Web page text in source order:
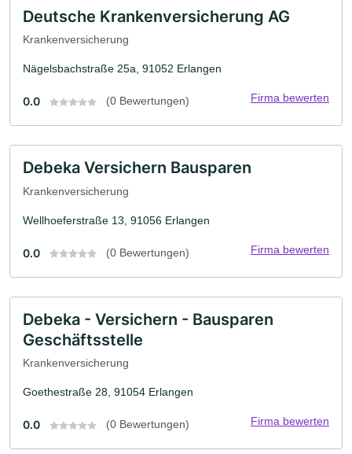
Deutsche Krankenversicherung AG
Krankenversicherung
Nägelsbachstraße 25a, 91052 Erlangen
0.0 (0 Bewertungen) Firma bewerten
Debeka Versichern Bausparen
Krankenversicherung
Wellhoeferstraße 13, 91056 Erlangen
0.0 (0 Bewertungen) Firma bewerten
Debeka - Versichern - Bausparen
Geschäftsstelle
Krankenversicherung
Goethestraße 28, 91054 Erlangen
0.0 (0 Bewertungen) Firma bewerten